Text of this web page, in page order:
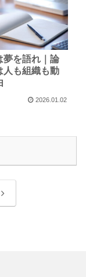
夢を語れ｜論
人も組織も動
2026.01.02
次